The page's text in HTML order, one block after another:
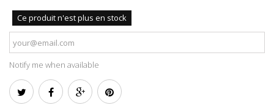
Ce produit n'est plus en stock
Notify me when available